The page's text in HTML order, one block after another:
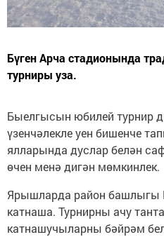
Бүген Арча стадионында
турниры уза.
Быелгысын юбилей турнир
үзенчәлекле уен бишенче
ялларында дуслар белән
өчен менә дигән мөмкинлек.
Ярышларда район башлыгы
катнаша. Турнирны ачу
катнашучыларны бәйрәм